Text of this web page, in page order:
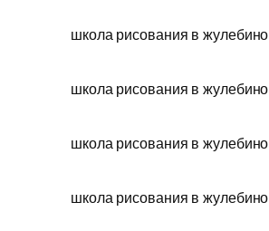
школа рисования в жулебино
школа рисования в жулебино
школа рисования в жулебино
школа рисования в жулебино